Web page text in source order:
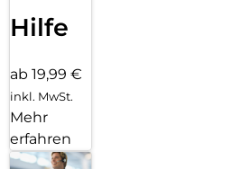
Hilfe
ab 19,99 €
inkl. MwSt.
Mehr
erfahren